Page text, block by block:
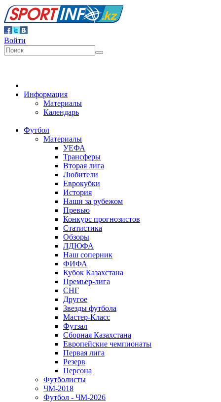
Войти
Информация
Материалы
Календарь
Футбол
Материалы
УЕФА
Трансферы
Вторая лига
Любители
Еврокубки
История
Наши за рубежом
Превью
Конкурс прогнозистов
Статистика
Обзоры
ЛДЮФА
Наш соперник
ФИФА
Кубок Казахстана
Премьер-лига
СНГ
Другое
Звезды футбола
Мастер-Класс
Футзал
Сборная Казахстана
Европейские чемпионаты
Первая лига
Резерв
Персона
Футболисты
ЧМ-2018
Футбол - ЧМ-2026